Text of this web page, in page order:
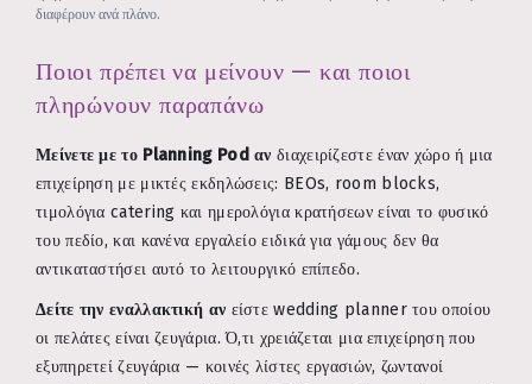
διαφέρουν ανά πλάνο.
Ποιοι πρέπει να μείνουν — και ποιοι
πληρώνουν παραπάνω
Μείνετε με το Planning Pod αν διαχειρίζεστε έναν χώρο ή μια
επιχείρηση με μικτές εκδηλώσεις: BEOs, room blocks,
τιμολόγια catering και ημερολόγια κρατήσεων είναι το φυσικό
του πεδίο, και κανένα εργαλείο ειδικά για γάμους δεν θα
αντικαταστήσει αυτό το λειτουργικό επίπεδο.
Δείτε την εναλλακτική αν είστε wedding planner του οποίου
οι πελάτες είναι ζευγάρια. Ό,τι χρειάζεται μια επιχείρηση που
εξυπηρετεί ζευγάρια — κοινές λίστες εργασιών, ζωντανοί